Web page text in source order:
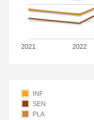
2021 2022
INF
SEN
PLA